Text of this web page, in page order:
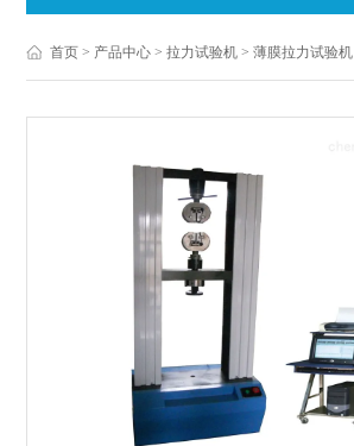
首页 > 产品中心 >拉力试验机 >薄膜拉力试验机